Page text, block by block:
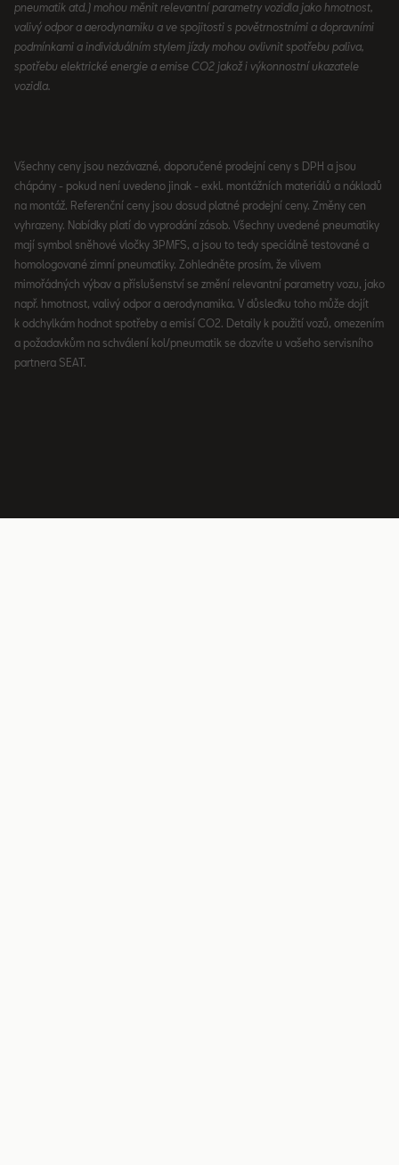
pneumatik atd.) mohou měnit relevantní parametry vozidla jako hmotnost,
valivý odpor a aerodynamiku a ve spojitosti s povětrnostními a dopravními
podmínkami a individuálním stylem jízdy mohou ovlivnit spotřebu paliva,
spotřebu elektrické energie a emise CO2 jakož i výkonnostní ukazatele
vozidla.
Všechny ceny jsou nezávazné, doporučené prodejní ceny s DPH a jsou
chápány - pokud není uvedeno jinak - exkl. montážních materiálů a nákladů
na montáž. Referenční ceny jsou dosud platné prodejní ceny. Změny cen
vyhrazeny. Nabídky platí do vyprodání zásob. Všechny uvedené pneumatiky
mají symbol sněhové vločky 3PMFS, a jsou to tedy speciálně testované a
homologované zimní pneumatiky. Zohledněte prosím, že vlivem
mimořádných výbav a příslušenství se změní relevantní parametry vozu, jako
např. hmotnost, valivý odpor a aerodynamika. V důsledku toho může dojít
k odchylkám hodnot spotřeby a emisí CO2. Detaily k použití vozů, omezením
a požadavkům na schválení kol/pneumatik se dozvíte u vašeho servisního
partnera SEAT.